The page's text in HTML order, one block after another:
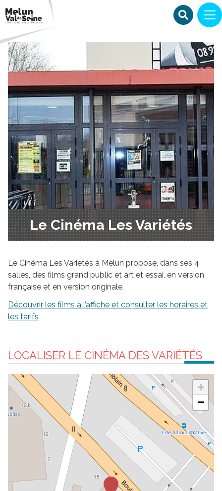
Le Cinéma Les Variétés
Le Cinéma Les Variétés à Melun propose, dans ses 4
salles, des films grand public et art et essai, en version
française et en version originale.
Découvrir les films à l’affiche et consulter les horaires et
les tarifs
LOCALISER LE CINÉMA DES VARIÉTÉS
+
−